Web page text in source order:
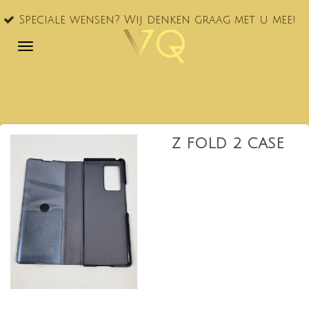
Ga
naar
wensen? Wij denken graag met u mee!
Z FOLD 2 CASE